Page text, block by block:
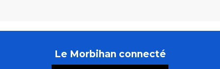
Le Morbihan connecté